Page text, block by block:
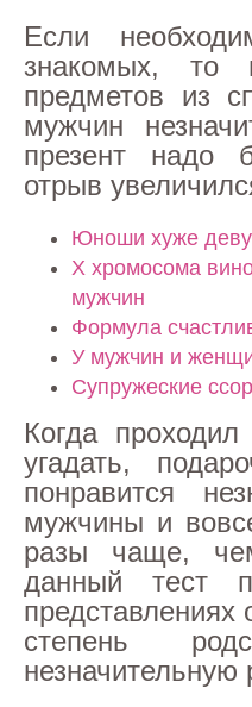
Если
знакомых, то
предметов из
мужчин
презент надо
отрыв
Юноши хуже
Х хромосома
мужчин
Формула
У мужчин и
Супружеские
Когда
угадать,
понравится
мужчины и
разы чаще,
данный тест
степень
незначительную